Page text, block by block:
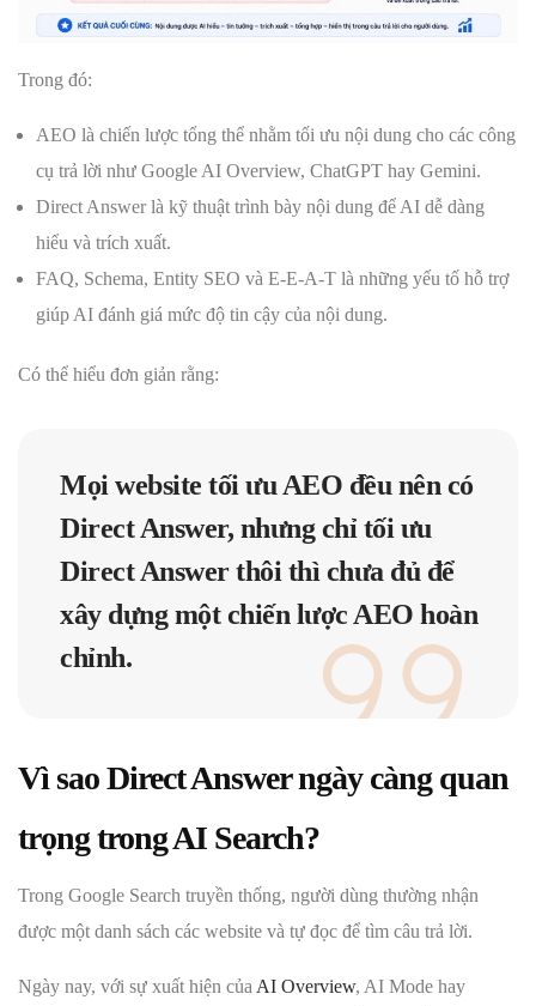
Trong đó:
AEO là chiến lược tổng thể nhằm tối ưu nội dung cho các công
cụ trả lời như Google AI Overview, ChatGPT hay Gemini.
Direct Answer là kỹ thuật trình bày nội dung để AI dễ dàng
hiểu và trích xuất.
FAQ, Schema, Entity SEO và E-E-A-T là những yếu tố hỗ trợ
giúp AI đánh giá mức độ tin cậy của nội dung.
Có thể hiểu đơn giản rằng:
Mọi website tối ưu AEO đều nên có
Direct Answer, nhưng chỉ tối ưu
Direct Answer thôi thì chưa đủ để
xây dựng một chiến lược AEO hoàn
chỉnh.
Vì sao Direct Answer ngày càng quan
trọng trong AI Search?
Trong Google Search truyền thống, người dùng thường nhận
được một danh sách các website và tự đọc để tìm câu trả lời.
Ngày nay, với sự xuất hiện của AI Overview, AI Mode hay